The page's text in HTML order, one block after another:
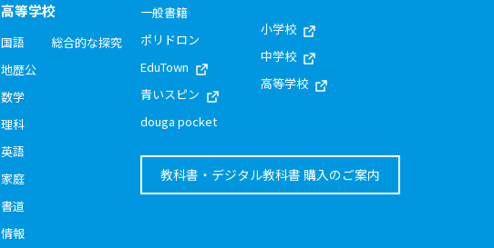
高等学校
国語
地歴公
数学
理科
英語
家庭
書道
情報
総合的な探究
一般書籍
ポリドロン
EduTown
青いスピン
douga pocket
小学校
中学校
高等学校
教科書・デジタル教科書 購入のご案内